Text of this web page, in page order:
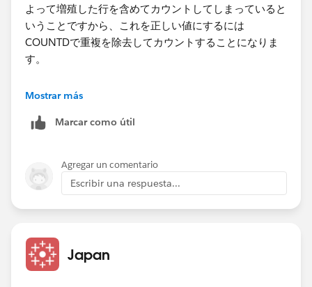
よって増殖した行を含めてカウントしてしまっていると
いうことですから、これを正しい値にするには
COUNTDで重複を除去してカウントすることになりま
す。
上図は商品Aの購入回数の式ですが、Bも同様にしま
す。
Mostrar más
Marcar como útil
Agregar un comentario
Escribir una respuesta...
Japan